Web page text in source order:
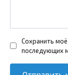
Сохранить
последующих